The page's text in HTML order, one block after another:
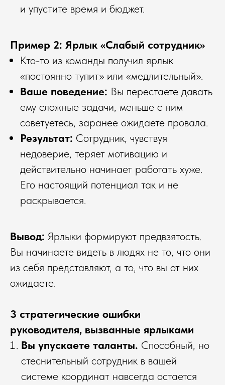
и упустите время и бюджет.
Пример 2: Ярлык «Слабый сотрудник»
Кто-то из команды получил ярлык
«постоянно тупит» или «медлительный».
Ваше поведение: Вы перестаете давать
ему сложные задачи, меньше с ним
советуетесь, заранее ожидаете провала.
Результат: Сотрудник, чувствуя
недоверие, теряет мотивацию и
действительно начинает работать хуже.
Его настоящий потенциал так и не
раскрывается.
Вывод: Ярлыки формируют предвзятость.
Вы начинаете видеть в людях не то, что они
из себя представляют, а то, что вы от них
ожидаете.
3 стратегические ошибки
руководителя, вызванные ярлыками
Вы упускаете таланты. Способный, но
стеснительный сотрудник в вашей
системе координат навсегда остается